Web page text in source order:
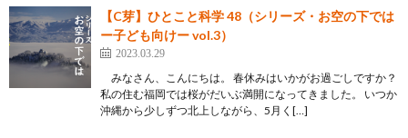
【C芽】ひとこと科学 48（シリーズ・お空の下では
ー子ども向けー vol.3）
2023.03.29
みなさん、こんにちは。 春休みはいかがお過ごしですか？
私の住む福岡では桜がだいぶ満開になってきました。 いつか
沖縄から少しずつ北上しながら、5月く[…]